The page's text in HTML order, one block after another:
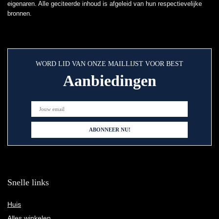
eigenaren. Alle geciteerde inhoud is afgeleid van hun respectievelijke
bronnen.
WORD LID VAN ONZE MAILLIJST VOOR BEST
Aanbiedingen
Snelle links
Huis